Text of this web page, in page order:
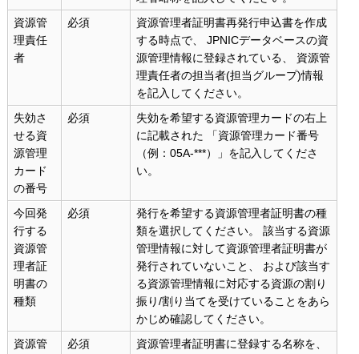
資源管
理責任
者
必須
資源管理者証明書再発行申込書を作成
する時点で、 JPNICデータベースの資
源管理情報に登録されている、 資源管
理責任者の担当者(担当グループ)情報
を記入してください。
失効さ
せる資
源管理
カード
の番号
必須
失効を希望する資源管理カードの右上
に記載された 「資源管理カード番号
（例：05A-***）」を記入してくださ
い。
今回発
行する
資源管
理者証
明書の
種類
必須
発行を希望する資源管理者証明書の種
類を選択してください。 該当する資源
管理情報に対して資源管理者証明書が
発行されていないこと、 および該当す
る資源管理情報に対応する資源の割り
振り/割り当てを受けていることをあら
かじめ確認してください。
資源管
必須
資源管理者証明書に登録する名称を、